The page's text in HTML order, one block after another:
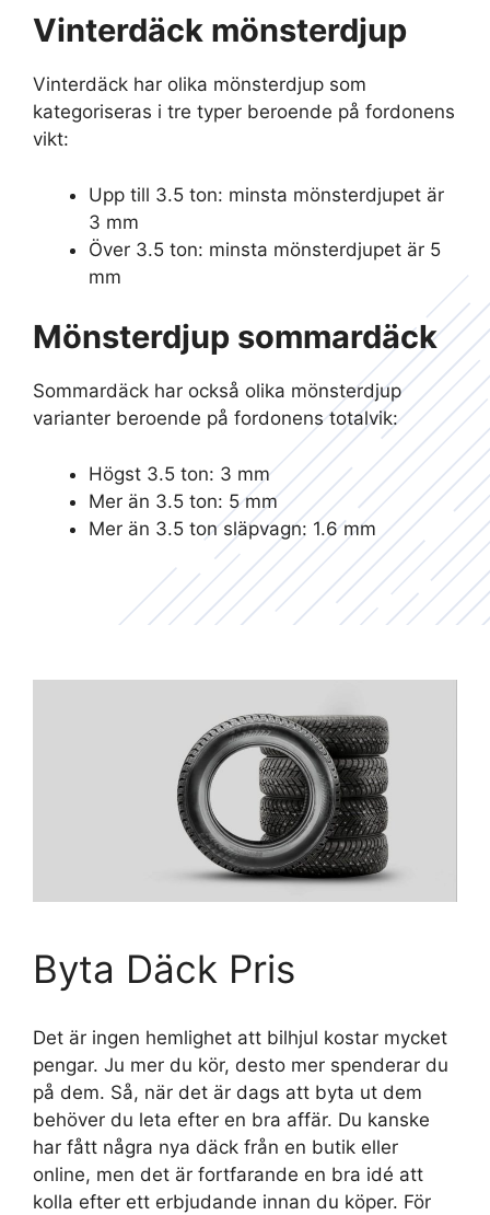
Vinterdäck mönsterdjup
Vinterdäck har olika mönsterdjup som
kategoriseras i tre typer beroende på fordonens
vikt:
Upp till 3.5 ton: minsta mönsterdjupet är
3 mm
Över 3.5 ton: minsta mönsterdjupet är 5
mm
Mönsterdjup sommardäck
Sommardäck har också olika mönsterdjup
varianter beroende på fordonens totalvik:
Högst 3.5 ton: 3 mm
Mer än 3.5 ton: 5 mm
Mer än 3.5 ton släpvagn: 1.6 mm
Byta Däck Pris
Det är ingen hemlighet att bilhjul kostar mycket
pengar. Ju mer du kör, desto mer spenderar du
på dem. Så, när det är dags att byta ut dem
behöver du leta efter en bra affär. Du kanske
har fått några nya däck från en butik eller
online, men det är fortfarande en bra idé att
kolla efter ett erbjudande innan du köper. För